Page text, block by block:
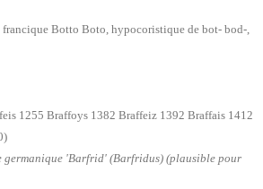
francique Botto Boto, hypocoristique de bot- bod-,
1255 Braffoys 1382 Braffeiz 1392 Braffais 1412
germanique 'Barfrid' (Barfridus) (plausible pour